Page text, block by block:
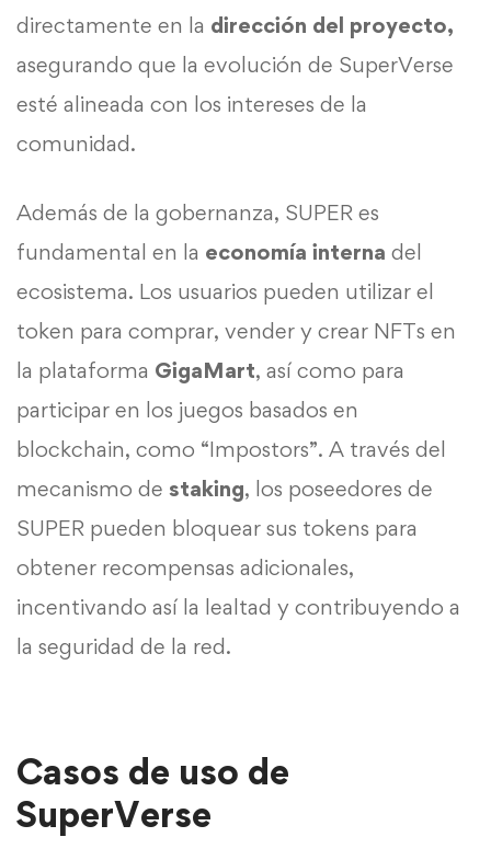
directamente en la dirección del proyecto,
asegurando que la evolución de SuperVerse
esté alineada con los intereses de la
comunidad.
Además de la gobernanza, SUPER es
fundamental en la economía interna del
ecosistema. Los usuarios pueden utilizar el
token para comprar, vender y crear NFTs en
la plataforma GigaMart, así como para
participar en los juegos basados en
blockchain, como “Impostors”. A través del
mecanismo de staking, los poseedores de
SUPER pueden bloquear sus tokens para
obtener recompensas adicionales,
incentivando así la lealtad y contribuyendo a
la seguridad de la red.
Casos de uso de
SuperVerse